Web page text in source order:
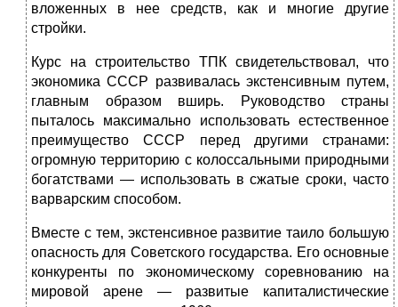
вложенных в нее средств, как и многие другие
стройки.
Курс на строительство ТПК свидетельствовал, что
экономика СССР развивалась экстенсивным путем,
главным образом вширь. Руководство страны
пыталось максимально использовать естественное
преимущество СССР перед другими странами:
огромную территорию с колоссальными природными
богатствами — использовать в сжатые сроки, часто
варварским способом.
Вместе с тем, экстенсивное развитие таило большую
опасность для Советского государства. Его основные
конкуренты по экономическому соревнованию на
мировой арене — развитые капиталистические